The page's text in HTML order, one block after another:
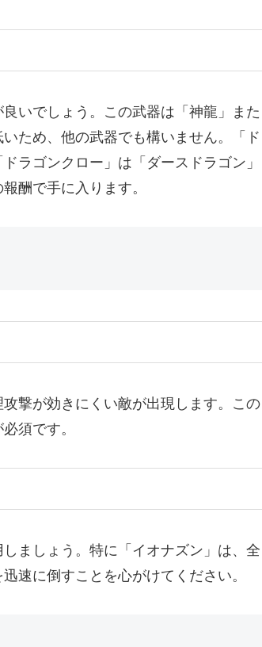
いでしょう。この武器は「神龍」また
ため、他の武器でも構いません。「ド
ラゴンクロー」は「ダースドラゴン」
酬で手に入ります。
撃が効きにくい敵が出現します。この
須です。
ましょう。特に「イオナズン」は、全
速に倒すことを心がけてください。